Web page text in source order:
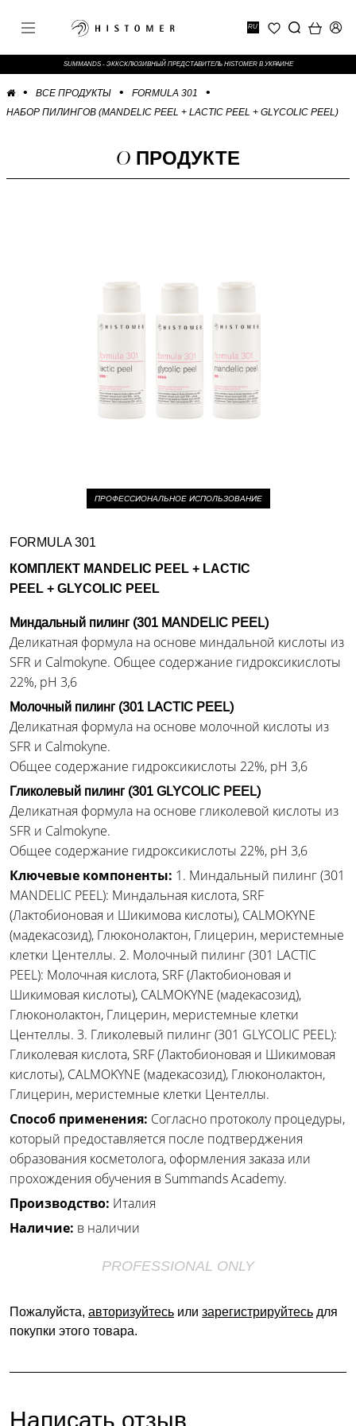
RU
SUMMANDS - ЭККСКЛЮЗИВНЫЙ ПРЕДСТАВИТЕЛЬ HISTOMER В УКРАИНЕ
ВСЕ ПРОДУКТЫ
FORMULA 301
НАБОР ПИЛИНГОВ (MANDELIC PEEL + LACTIC PEEL + GLYCOLIC PEEL)
О ПРОДУКТЕ
ПРОФЕССИОНАЛЬНОЕ ИСПОЛЬЗОВАНИЕ
FORMULA 301
КОМПЛЕКТ MANDELIC PEEL + LACTIC
PEEL + GLYCOLIC PEEL
Миндальный пилинг (301 MANDELIC PEEL)
Деликатная формула на основе миндальной кислоты из
SFR и Calmokyne. Общее содержание гидроксикислоты
22%, pH 3,6
Молочный пилинг (301 LACTIC PEEL)
Деликатная формула на основе молочной кислоты из
SFR и Calmokyne.
Общее содержание гидроксикислоты 22%, pH 3,6
Гликолевый пилинг (301 GLYCOLIC PEEL)
Деликатная формула на основе гликолевой кислоты из
SFR и Calmokyne.
Общее содержание гидроксикислоты 22%, pH 3,6
Ключевые компоненты: 1. Миндальный пилинг (301
MANDELIC PEEL): Миндальная кислота, SRF
(Лактобионовая и Шикимова кислоты), CALMOKYNE
(мадекасозид), Глюконолактон, Глицерин, меристемные
клетки Центеллы. 2. Молочный пилинг (301 LACTIC
PEEL): Молочная кислота, SRF (Лактобионовая и
Шикимовая кислоты), CALMOKYNE (мадекасозид),
Глюконолактон, Глицерин, меристемные клетки
Центеллы. 3. Гликолевый пилинг (301 GLYCOLIC PEEL):
Гликолевая кислота, SRF (Лактобионовая и Шикимовая
кислоты), CALMOKYNE (мадекасозид), Глюконолактон,
Глицерин, меристемные клетки Центеллы.
Способ применения: Согласно протоколу процедуры,
который предоставляется после подтверджения
образования косметолога, оформления заказа или
прохождения обучения в Summands Academy.
Производство: Италия
Наличие: в наличии
PROFESSIONAL ONLY
Пожалуйста, авторизуйтесь или зарегистрируйтесь для
покупки этого товара.
Написать отзыв